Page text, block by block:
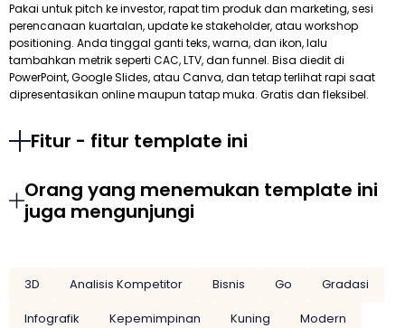
Pakai untuk pitch ke investor, rapat tim produk dan marketing, sesi
perencanaan kuartalan, update ke stakeholder, atau workshop
positioning. Anda tinggal ganti teks, warna, dan ikon, lalu
tambahkan metrik seperti CAC, LTV, dan funnel. Bisa diedit di
PowerPoint, Google Slides, atau Canva, dan tetap terlihat rapi saat
dipresentasikan online maupun tatap muka. Gratis dan fleksibel.
Fitur - fitur template ini
Orang yang menemukan template ini
juga mengunjungi
3D Analisis Kompetitor Bisnis Go
Gradasi
Infografik
Kepemimpinan Kuning
Modern